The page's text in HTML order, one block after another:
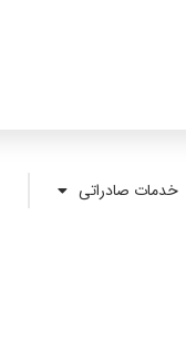
خدمات صادراتی